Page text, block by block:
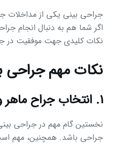
جراحی بینی یکی از مداخلات
اگر شما هم به دنبال انجام
نکات کلیدی جهت موفقیت در
نکات مهم جراحی
1. انتخاب جراح ماهر و مجرب
نخستین گام مهم در جراحی
جراحی باشد. همچنین، مهم